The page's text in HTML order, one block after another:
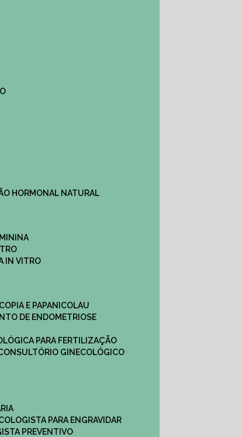
HORMONAL NATURAL
IN VITRO
E PAPANICOLAU
DE ENDOMETRIOSE
PARA FERTILIZAÇÃO
CONSULTÓRIO GINECOLÓGICO
PARA ENGRAVIDAR
PREVENTIVO